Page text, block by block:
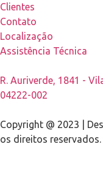
Clientes
Contato
Localização
Assistência Técnica
R. Auriverde, 1841 -
04222-002
Copyright @ 2023 |
os direitos reservados.